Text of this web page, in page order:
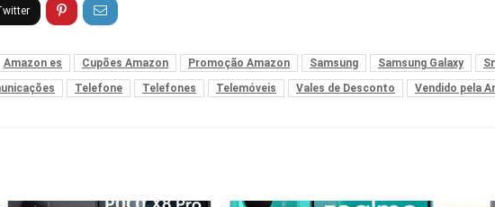
Amazon es Cupões Amazon Promoção Amazon Samsung Samsung Galaxy
Telefone Telefones Telemóveis Vales de Desconto Vendido pela